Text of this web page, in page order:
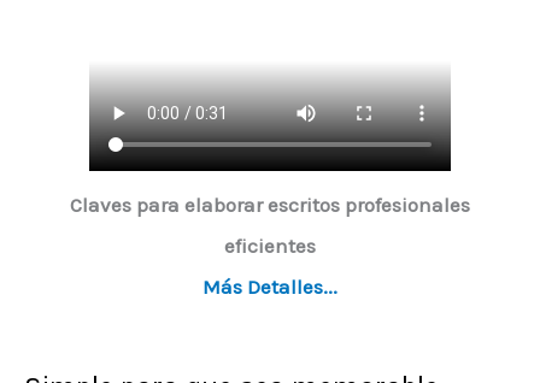
Claves para elaborar escritos profesionales
eficientes
Más Detalles...